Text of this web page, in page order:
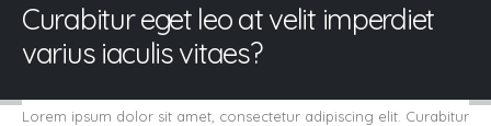
Curabitur eget leo at velit imperdiet
varius iaculis vitaes?
Lorem ipsum dolor sit amet, consectetur adipiscing elit. Curabitur